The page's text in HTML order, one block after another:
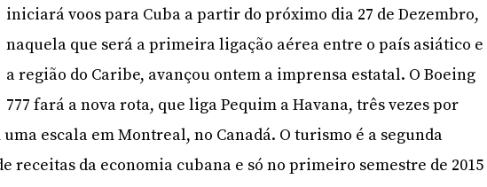
iniciará voos para Cuba a partir do próximo dia 27 de Dezembro,
naquela que será a primeira ligação aérea entre o país asiático e
a região do Caribe, avançou ontem a imprensa estatal. O Boeing
777 fará a nova rota, que liga Pequim a Havana, três vezes por
uma escala em Montreal, no Canadá. O turismo é a segunda
receitas da economia cubana e só no primeiro semestre de 2015